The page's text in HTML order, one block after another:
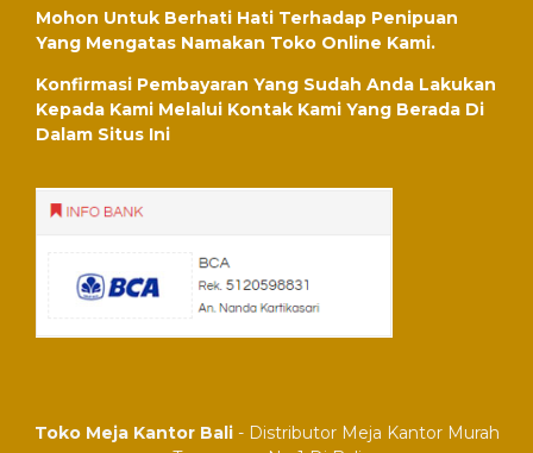
Mohon Untuk Berhati Hati Terhadap Penipuan
Yang Mengatas Namakan Toko Online Kami.
Konfirmasi Pembayaran Yang Sudah Anda Lakukan
Kepada Kami Melalui Kontak Kami Yang Berada Di
Dalam Situs Ini
Toko Meja Kantor Bali- Distributor Meja Kantor Murah